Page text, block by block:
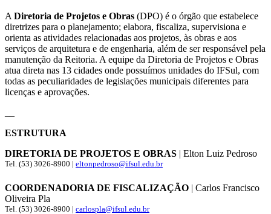
A Diretoria de Projetos e Obras (DPO) é o órgão que estabelece
diretrizes para o planejamento; elabora, fiscaliza, supervisiona e
orienta as atividades relacionadas aos projetos, às obras e aos
serviços de arquitetura e de engenharia, além de ser responsável pela
manutenção da Reitoria. A equipe da Diretoria de Projetos e Obras
atua direta nas 13 cidades onde possuímos unidades do IFSul, com
todas as peculiaridades de legislações municipais diferentes para
licenças e aprovações.
ESTRUTURA
DIRETORIA DE PROJETOS E OBRAS | Elton Luiz Pedroso
Tel. (53) 3026-8900 | eltonpedroso@ifsul.edu.br
COORDENADORIA DE FISCALIZAÇÃO | Carlos Francisco
Oliveira Pla
Tel. (53) 3026-8900 | carlospla@ifsul.edu.br